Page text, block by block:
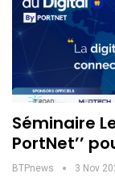
Séminaire
PortNet’’
BTPnews 3 Nov